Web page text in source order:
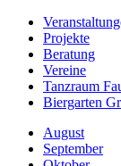
Projekte
Beratung
Vereine
Tanzraum
Biergarten
August
September